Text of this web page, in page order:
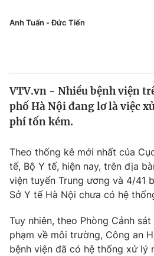
Thế giới
Thế giới đó đây
Câu chuyện quốc tế
Kinh tế
Tài chính
Thị trường
Góc doanh nghiệp
Dữ liệu và đời sống
Truyền hình
Phim VTV
Giải trí
Anh Tuấn - Đức Tiến
VTV.vn - Nhiều bệnh viện
phố Hà Nội đang lơ là việc
phí tốn kém.
Theo thống kê mới nhất của
tế, Bộ Y tế, hiện nay, trên địa
viện tuyến Trung ương và 4/41
Sở Y tế Hà Nội chưa có hệ
Tuy nhiên, theo Phòng Cảnh
phạm về môi trường, Công an
bệnh viện đã có hệ thống xử lý